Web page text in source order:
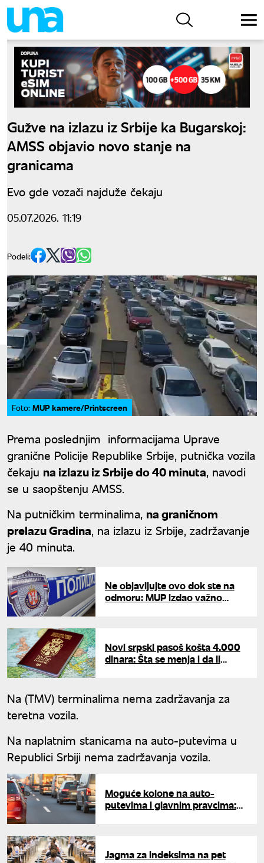
Gužve na izlazu iz Srbije ka Bugarskoj:
AMSS objavio novo stanje na
granicama
Evo gde vozači najduže čekaju
05.07.2026. 11:19
Podeli:
Foto: MUP kamere/Printscreen
Prema poslednjim informacijama Uprave
granične Policije Republike Srbije, putnička vozila
čekaju na izlazu iz Srbije do 40 minuta, navodi
se u saopštenju AMSS.
Na putničkim terminalima, na graničnom
prelazu Gradina, na izlazu iz Srbije, zadržavanje
je 40 minuta.
Ne objavljujte ovo dok ste na
odmoru: MUP izdao važno
Novi srpski pasoš košta 4.000
dinara: Šta se menja i da li
Na (TMV) terminalima nema zadržavanja za
teretna vozila.
Na naplatnim stanicama na auto-putevima u
Republici Srbiji nema zadržavanja vozila.
Moguće kolone na auto-
putevima i glavnim pravcima:
Jagma za indeksima na pet